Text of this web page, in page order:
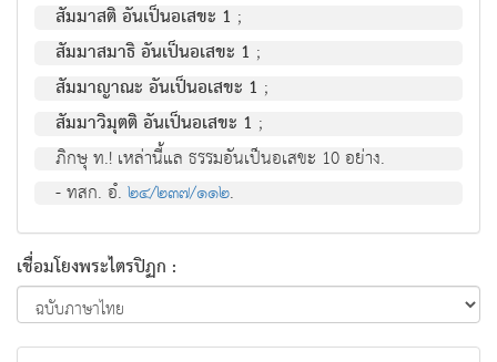
สัมมาสติ อันเป็นอเสขะ 1 ;
สัมมาสมาธิ อันเป็นอเสขะ 1 ;
สัมมาญาณะ อันเป็นอเสขะ 1 ;
สัมมาวิมุตติ อันเป็นอเสขะ 1 ;
ภิกษุ ท.! เหล่านี้แล ธรรมอันเป็นอเสขะ 10 อย่าง.
- ทสก. อํ.๒๔/๒๓๗/๑๑๒.
เชื่อมโยงพระไตรปิฏก :